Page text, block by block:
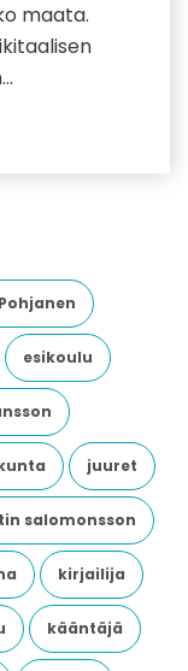
maata.
esikoulu
juuret
salomonsson
kirjailija
kääntäjä